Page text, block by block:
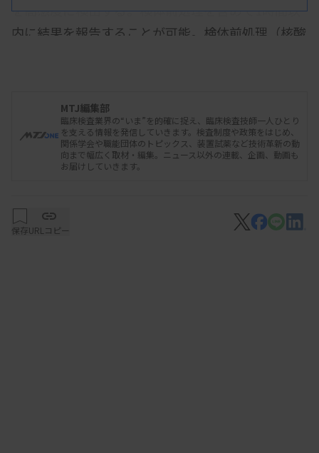
を高感度に検出する。検体前処理を含めて1時間以
内に結果を報告することが可能。検体前処理（核酸
1原虫DNAの検出を実現したことから、治療の早期
開始や無症候感染者の発見などにも貢献できるとし
ている。
希望納入価格は各5万7600円（税別）、包装単位は
各48テスト分。
MTJ編集部
臨床検査業界の“いま”を的確に捉え、臨床検査技師一人ひとり
を支える情報を発信していきます。検査制度や政策をはじめ、
関係学会や職能団体のトピックス、装置試薬など技術革新の動
向まで幅広く取材・編集。ニュース以外の連載、企画、動画も
お届けしていきます。
保存URLコピー